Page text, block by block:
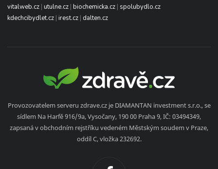
vitalweb.cz | utulne.cz | biochemicka.cz | spolubydlo.cz
kdechcibydlet.cz | irest.cz | dalten.cz
Provozovatelem serveru zdrave.cz je DIAMANTAN investment s.r.o., se
sídlem Na Harfě 916/9a, Vysočany, 190 00 Praha 9, IČ: 03494349,
zapsaná v obchodním rejstříku vedeném Městským soudem v Praze,
oddíl C, vložka 232692.